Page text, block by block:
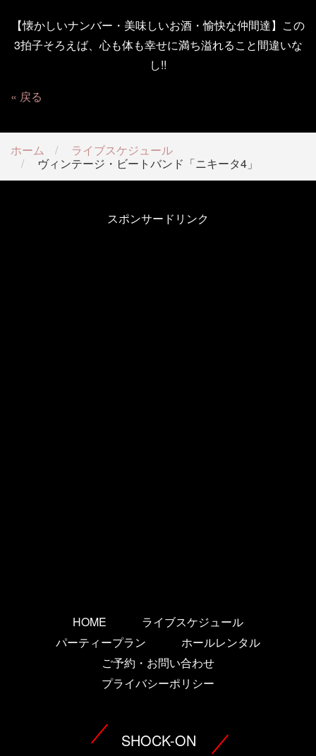
【懐かしいナンバー・美味しいお酒・愉快な仲間達】この
3拍子そろえば、心も体も幸せに満ち溢れること間違いな
し!!
戻る
ホーム
ライブスケジュール
ヴィンテージ・ビートバンド「ニキータ4」
スポンサードリンク
HOME
ライブスケジュール
パーティープラン
ホールレンタル
ご予約・お問い合わせ
プライバシーポリシー
SHOCK-ON